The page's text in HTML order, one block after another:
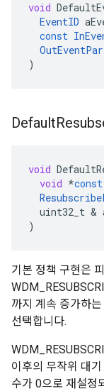
void
EventID
const
)
Default
void
void *const
uint32_t &
)
기본 정책 구현은
까지 계속 증가하
선택합니다.
이후의 무작위 대
수가 0으로 재설정